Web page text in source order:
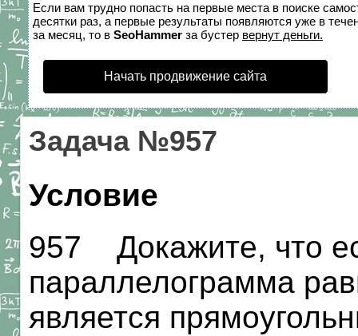
Если вам трудно попасть на первые места в поиске
десятки раз, а первые результаты появляются уже в
за месяц, то в SeoHammer за бустер вернут деньги.
Начать продвижение сайта
Задача №957
Условие
957 Докажите, что
параллелограмма
является